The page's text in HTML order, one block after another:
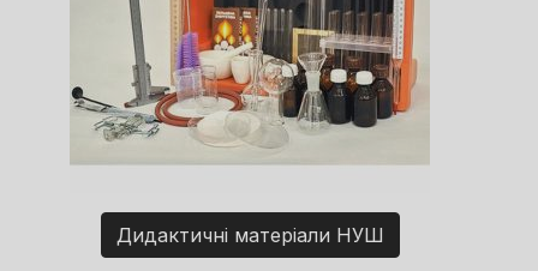
Дидактичні матеріали НУШ